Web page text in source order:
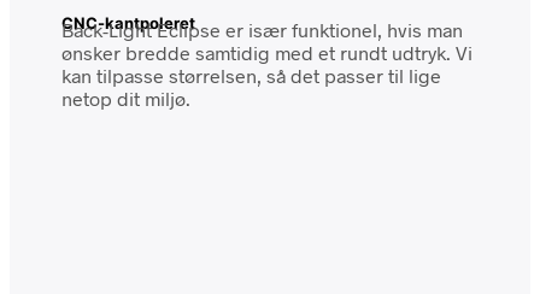
CNC-kantpoleret
Back-Light Eclipse er især funktionel, hvis man
ønsker bredde samtidig med et rundt udtryk. Vi
kan tilpasse størrelsen, så det passer til lige
netop dit miljø.